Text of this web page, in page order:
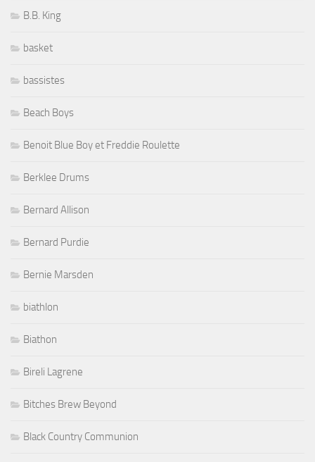
B.B. King
basket
bassistes
Beach Boys
Benoit Blue Boy et Freddie Roulette
Berklee Drums
Bernard Allison
Bernard Purdie
Bernie Marsden
biathlon
Biathon
Bireli Lagrene
Bitches Brew Beyond
Black Country Communion